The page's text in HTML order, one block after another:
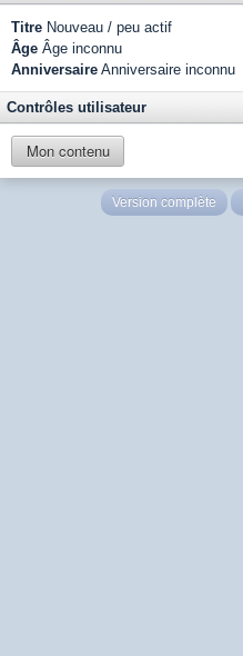
Titre Nouveau / peu actif
Âge Âge inconnu
Anniversaire Anniversaire inconnu
Contrôles utilisateur
Mon contenu
Version complète